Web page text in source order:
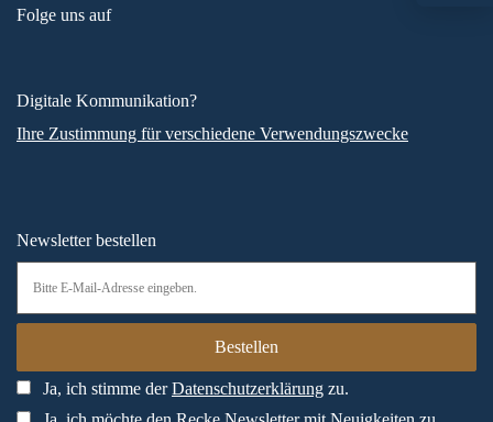
Folge uns auf
Digitale Kommunikation?
Ihre Zustimmung für verschiedene Verwendungszwecke
Newsletter bestellen
Ja, ich stimme derDatenschutzerklärung zu.